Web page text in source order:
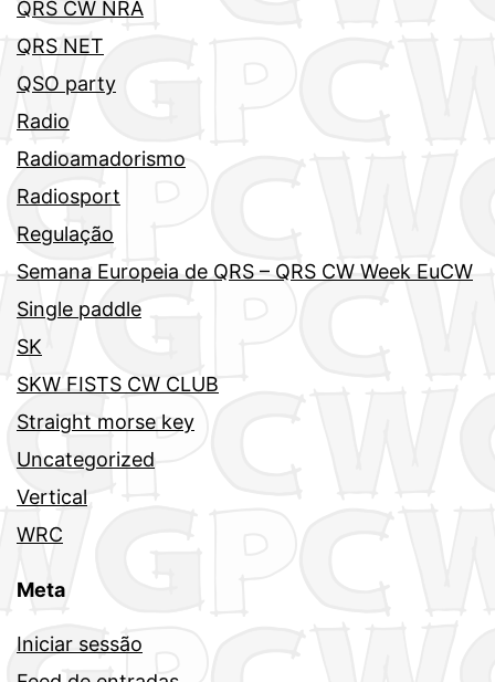
QRS CW NRA
QRS NET
QSO party
Radio
Radioamadorismo
Radiosport
Regulação
Semana Europeia de QRS – QRS CW Week EuCW
Single paddle
SK
SKW FISTS CW CLUB
Straight morse key
Uncategorized
Vertical
WRC
Meta
Iniciar sessão